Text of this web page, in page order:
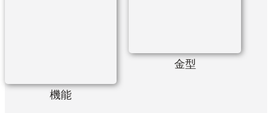
機能
金型